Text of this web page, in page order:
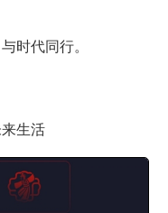
时代同行。
生活